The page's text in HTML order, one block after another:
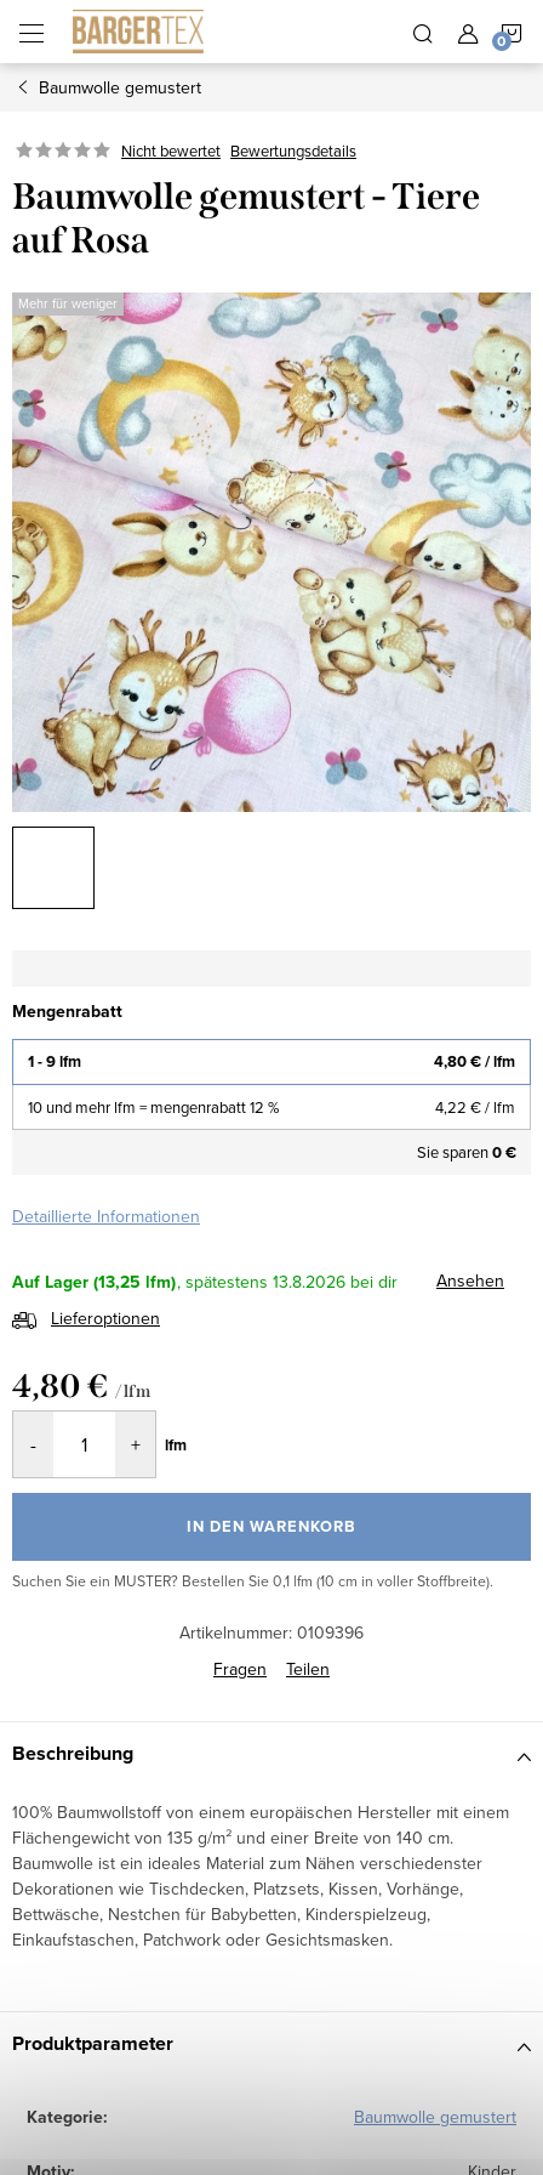
Inhalt
springen
Baumwolle gemustert
Nicht bewertet Bewertungsdetails
Baumwolle gemustert - Tiere
auf Rosa
Mehr für weniger
Mengenrabatt
1 - 9 lfm 4,80 €/ lfm
10 und mehr lfm = mengenrabatt 12 % 4,22 €/ lfm
Sie sparen0 €
Detaillierte Informationen
Auf Lager(13,25 lfm) 13.8.2026
Ansehen
Lieferoptionen
4,80 € / lfm
lfm
IN DEN WARENKORB
Suchen Sie ein MUSTER? Bestellen Sie 0,1 lfm (10 cm in voller Stoffbreite).
Artikelnummer: 0109396
Fragen
Teilen
Beschreibung
100% Baumwollstoff von einem europäischen Hersteller mit einem
Flächengewicht von 135 g/m² und einer Breite von 140 cm.
Baumwolle ist ein ideales Material zum Nähen verschiedenster
Dekorationen wie Tischdecken, Platzsets, Kissen, Vorhänge,
Bettwäsche, Nestchen für Babybetten, Kinderspielzeug,
Einkaufstaschen, Patchwork oder Gesichtsmasken.
Produktparameter
Kategorie: Baumwolle gemustert